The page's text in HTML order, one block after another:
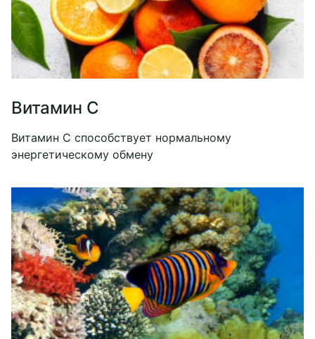
Витамин C
Витамин С способствует нормальному
энергетическому обмену